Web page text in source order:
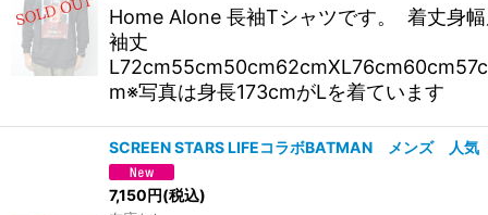
Home Alone 長袖Tシャツです。 着丈身
袖丈
m※写真は身長173cmがLを着ています
SCREEN STARS LIFEコラボBATMAN メンズ 人
7,150円(税込)